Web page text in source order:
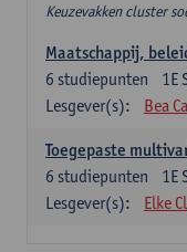
Keuzevakken cluster
Maatschappij,
1E
6 studiepunten
Lesgever(s):
Bea
Toegepaste
1E
6 studiepunten
Lesgever(s):
Elke